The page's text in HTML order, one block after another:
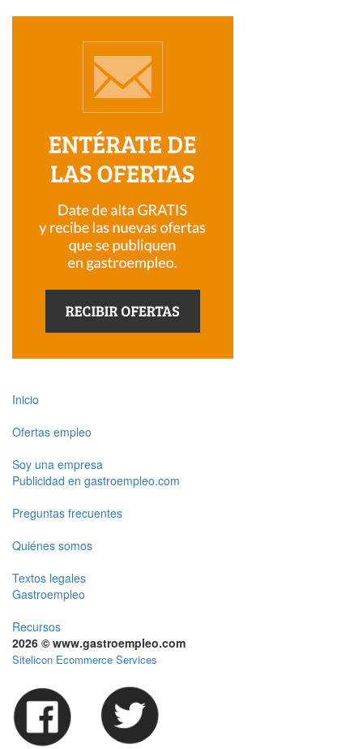
Inicio
Ofertas empleo
Soy una empresa
Publicidad en gastroempleo.com
Preguntas frecuentes
Quiénes somos
Textos legales
Gastroempleo
Recursos
2026 © www.gastroempleo.com
Sitelicon Ecommerce Services